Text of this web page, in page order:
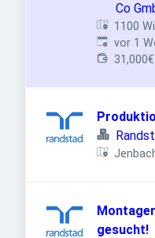
Co
1100
vor 1
gesucht!